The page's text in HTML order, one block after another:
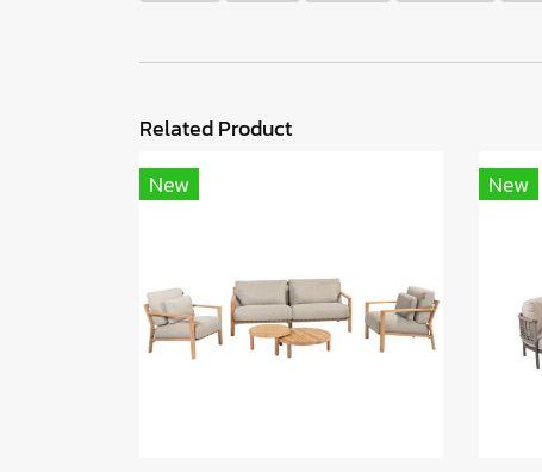
Related Product
New
New